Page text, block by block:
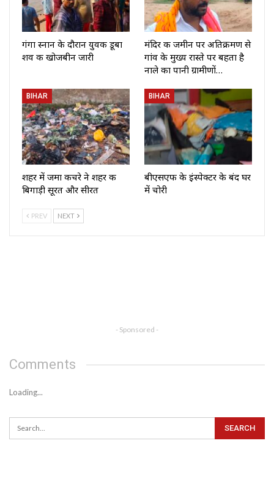
गंगा स्नान के दौरान युवक डूबा
शव की खोजबीन जारी
मंदिर की जमीन पर अतिक्रमण से
गांव के मुख्य रास्ते पर बहता है
नाले का पानी ग्रामीणों…
BIHAR
शहर में जमा कचरे ने शहर की
बिगाड़ी सूरत और सीरत
BIHAR
बीएसएफ के इंस्पेक्टर के बंद घर
में चोरी
PREV NEXT
- Sponsored -
Comments
Loading...